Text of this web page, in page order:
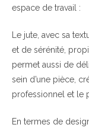
espace de travail :
Le jute, avec sa
et de sérénité,
permet aussi de
sein d’une pièce,
professionnel et le
En termes de